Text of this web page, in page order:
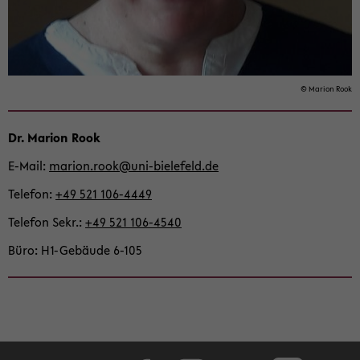
© Ma­ri­on Rook
Dr. Ma­ri­on Rook
E-​Mail ma­ri­on.rook@uni-​bielefeld.de
Te­le­fon +49 521 106-​4449
Te­le­fon Sekr. +49 521 106-​4540
Büro H1-​Gebäude 6-105
Face­book